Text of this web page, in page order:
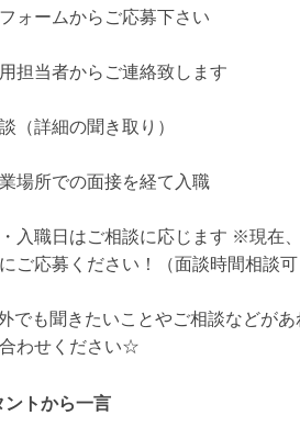
ォームからご応募下さい
用担当者からご連絡致します
（詳細の聞き取り）
業場所での面接を経て入職
入職日はご相談に応じます ※現在
ご応募ください！（面談時間相談
でも聞きたいことやご相談などがあ
わせください☆
ントから一言